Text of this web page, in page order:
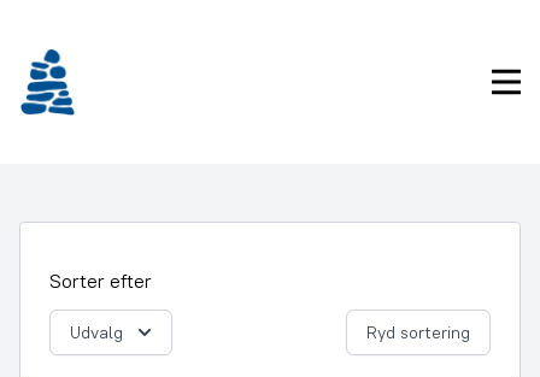
indhold
Sorter efter
Udvalg Ryd sortering